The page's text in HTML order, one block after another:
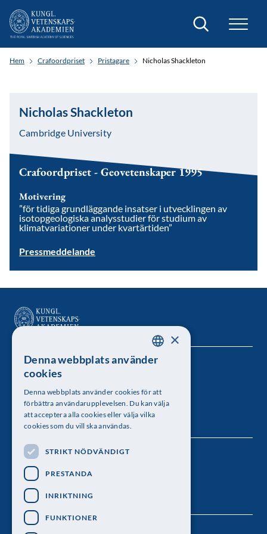
Sök
Hem Crafoordpriset Pristagare Nicholas Shackleton
Nicholas Shackleton
Cambridge University
Crafoordpriset - Geovetenskaper 1995
Motivering
”för tidiga grundläggande insatser i utvecklingen av
isotopgeologiska analysstudier för studium av
klimatvariationer under kvartärtiden”
Pressmeddelande
Kungl. Vetenskapsakademien
Besöksadress: Lilla Frescativägen 4A
Telefon: 08-673 95 00
Följ oss
SWEDISH
×
Denna webbplats använder
cookies
Denna webbplats använder cookies för att
förbättra användarupplevelsen. Du kan välja
att acceptera alla cookies eller välja vilka
cookies som du vill ska användas.
STRIKT NÖDVÄNDIGT
PRESTANDA
INRIKTNING
FUNKTIONER